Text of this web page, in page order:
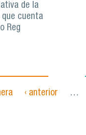
de la
que cuenta
Reg
‹ anterior …